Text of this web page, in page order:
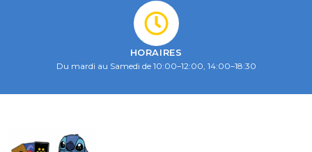
HORAIRES
Du mardi au Samedi de 10:00–12:00, 14:00–18:30